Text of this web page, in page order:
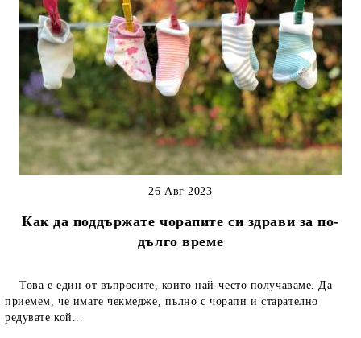
Как да поддържате чорапите си здрави за по-
дълго време
26 Авг 2023
Това е един от въпросите, които най-често получаваме. Да
приемем, че имате чекмедже, пълно с чорапи и старателно
редувате кой...